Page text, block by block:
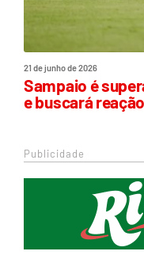
21 de junho de 2026
Sampaio é
e buscará
Publicidade